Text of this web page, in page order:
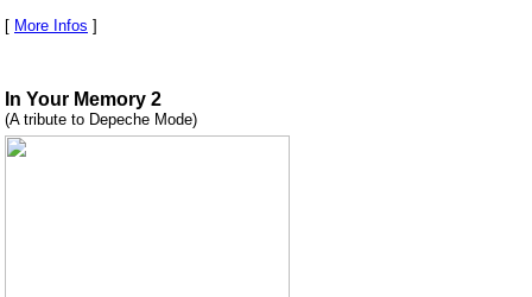
[ More Infos ]
In Your Memory 2
(A tribute to Depeche Mode)